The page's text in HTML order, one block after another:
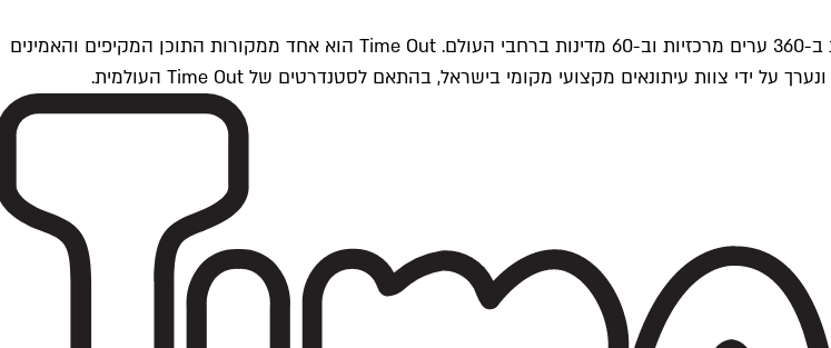
Time Outתל אביב הוא חלק מרשת Time Out Global — רשת מדיה בינלאומית הפועלת ב-360 ערים מרכזיות וב-60 מדינות ברחבי העולם. Time Out הוא אחד ממקורות התוכן המקיפים והאמינים